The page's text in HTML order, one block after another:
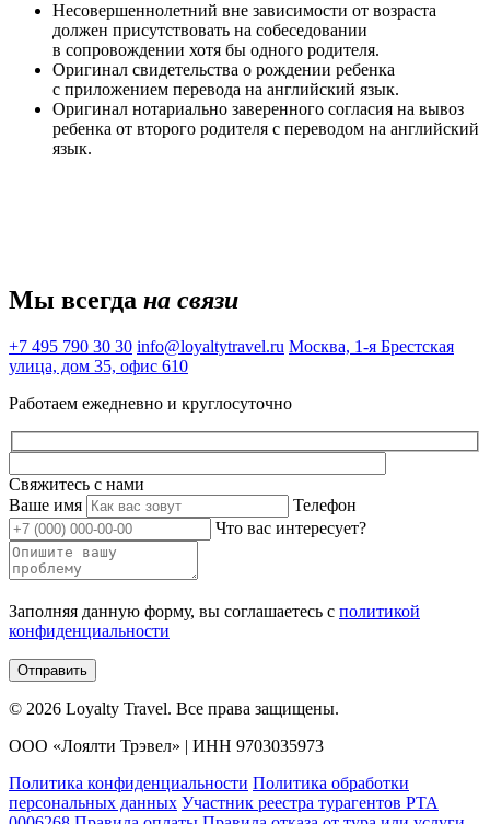
Несовершеннолетний вне зависимости от возраста
должен присутствовать на собеседовании
в сопровождении хотя бы одного родителя.
Оригинал свидетельства о рождении ребенка
с приложением перевода на английский язык.
Оригинал нотариально заверенного согласия на вывоз
ребенка от второго родителя с переводом на английский
язык.
Мы всегда на связи
+7 495 790 30 30 info@loyaltytravel.ru Москва, 1-я Брестская
улица, дом 35, офис 610
Работаем ежедневно и круглосуточно
Свяжитесь с нами
Ваше имя
Телефон
Что вас интересует?
Заполняя данную форму, вы соглашаетесь с политикой
конфиденциальности
Отправить
© 2026 Loyalty Travel. Все права защищены.
ООО «Лоялти Трэвел» | ИНН 9703035973
Политика конфиденциальности Политика обработки
персональных данных Участник реестра турагентов РТА